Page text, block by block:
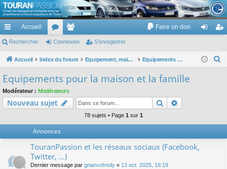
TouranPassion
Le forum des propriétaires ou futurs acquéreurs du Volkswagen Touran
cc
ès
pi
de
Accueil
or
u
e
m
Faire un don
ne nr
Rechercher Connexion S’enregistrer
Accueil Index du forum Equipement, maison, famille, passion, hobby, détente, ... Equipements pour la maison et la famille
c
Equipements pour la maison et la famille
Modérateur : Modérateurs
Nouveau sujet Rechercher
78 sujets • Page 1 sur 1
Annonces
TouranPassion et les réseaux sociaux (Facebook,
Twitter, ...)
Dernier message par gnanvofredy « 13 oct. 2025, 16:19